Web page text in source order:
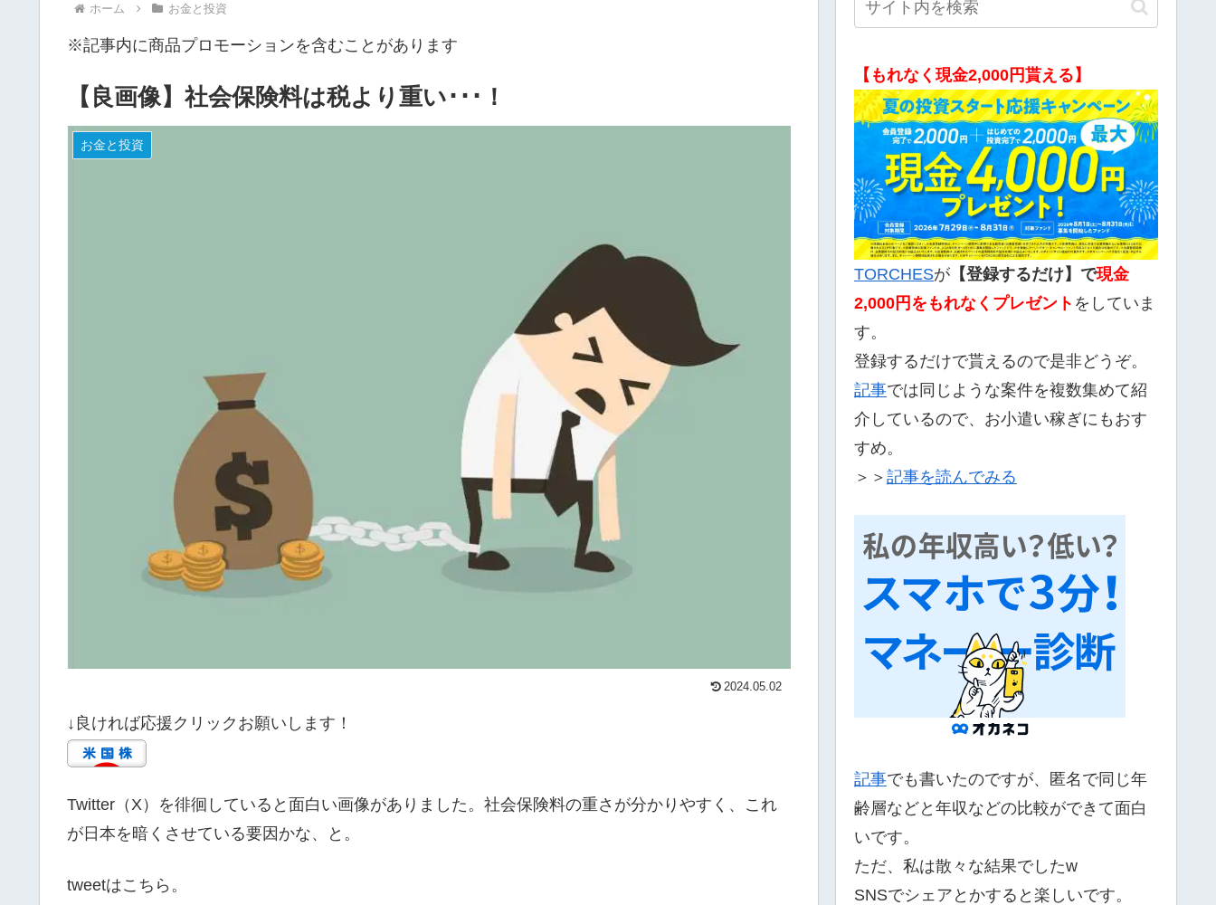
ホーム お金と投資
※記事内に商品プロモーションを含むことがあります
【良画像】社会保険料は税より重い･･･！
お金と投資
2024.05.02
↓良ければ応援クリックお願いします！
Twitter（X）を徘徊していると面白い画像がありました。社会保険料の重さが分かりやすく、これ
が日本を暗くさせている要因かな、と。
tweetはこちら。
【もれなく現金2,000円貰える】
TORCHESが 【登録するだけ】で現金
2,000 円をもれなくプレゼント をしていま
す。
登録するだけで貰えるので是非どうぞ。
記事では同じような案件を複数集めて紹
介しているので、お小遣い稼ぎにもおす
すめ。
＞＞ 記事を読んでみる
記事でも書いたのですが、匿名で同じ年
齢層などと年収などの比較ができて面白
いです。
ただ、私は散々な結果でしたw
SNSでシェアとかすると楽しいです。